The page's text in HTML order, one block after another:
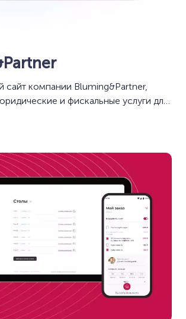
сайт компании Bluming&Partner,
и фискальные услуги для